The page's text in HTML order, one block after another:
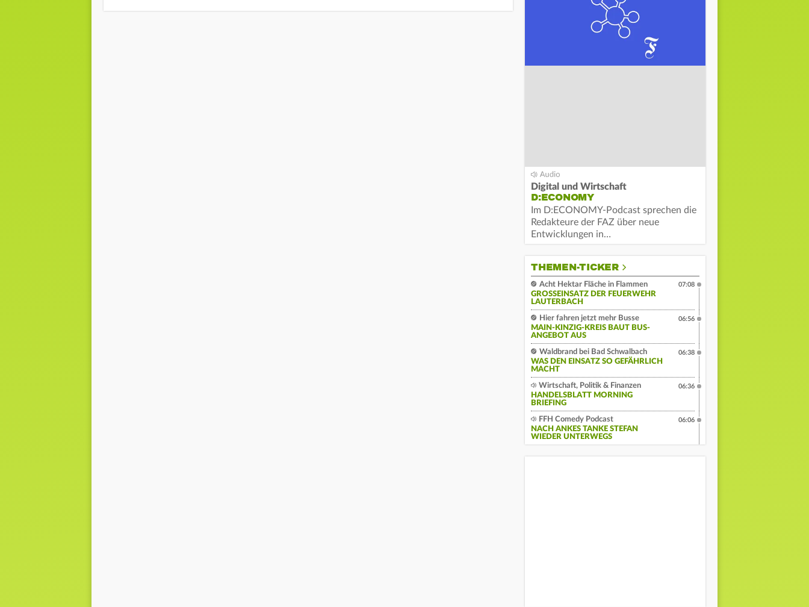
Digital und Wirtschaft
D:ECONOMY
Im D:ECONOMY-Podcast sprechen die
Redakteure der FAZ über neue
Entwicklungen in…
THEMEN-TICKER
Acht Hektar Fläche in Flammen
GROSSEINSATZ DER FEUERWEHR L
AUTERBACH
07:08
Hier fahren jetzt mehr Busse
MAIN-KINZIG-KREIS BAUT BUS-
ANGEBOT AUS
06:56
Waldbrand bei Bad Schwalbach
WAS DEN EINSATZ SO GEFÄHRLICH
MACHT
06:38
Wirtschaft, Politik & Finanzen
HANDELSBLATT MORNING
BRIEFING
06:36
FFH Comedy Podcast
NACH ANKES TANKE STEFAN
WIEDER UNTERWEGS
06:06